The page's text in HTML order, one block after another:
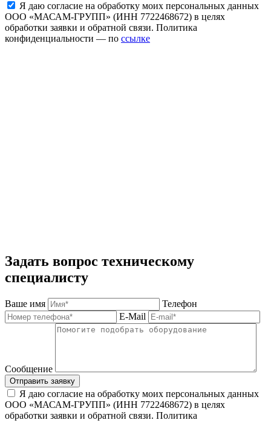
Я даю согласие на обработку моих персональных данных
ООО «МАСАМ-ГРУПП» (ИНН 7722468672) в целях
обработки заявки и обратной связи. Политика
конфиденциальности — по ссылке
Задать вопрос техническому
специалисту
Ваше имя
Телефон
E-Mail
Сообщение
Отправить заявку
Я даю согласие на обработку моих персональных данных
ООО «МАСАМ-ГРУПП» (ИНН 7722468672) в целях
обработки заявки и обратной связи. Политика